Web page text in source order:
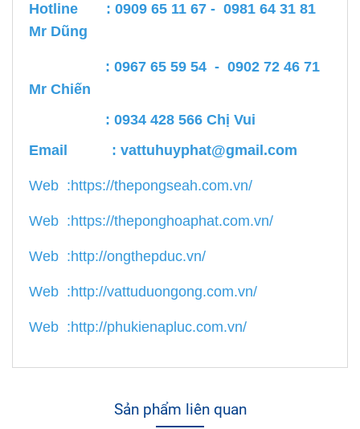
Hotline : 0909 65 11 67 - 0981 64 31 81
Mr Dũng
: 0967 65 59 54 - 0902 72 46 71
Mr Chiến
: 0934 428 566 Chị Vui
Email : vattuhuyphat@gmail.com
Web :https://thepongseah.com.vn/
Web :https://theponghoaphat.com.vn/
Web :http://ongthepduc.vn/
Web :http://vattuduongong.com.vn/
Web :http://phukienapluc.com.vn/
Sản phẩm liên quan